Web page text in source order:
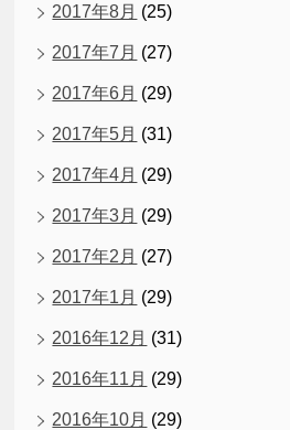
2017年8月 (25)
2017年7月 (27)
2017年6月 (29)
2017年5月 (31)
2017年4月 (29)
2017年3月 (29)
2017年2月 (27)
2017年1月 (29)
2016年12月 (31)
2016年11月 (29)
2016年10月 (29)